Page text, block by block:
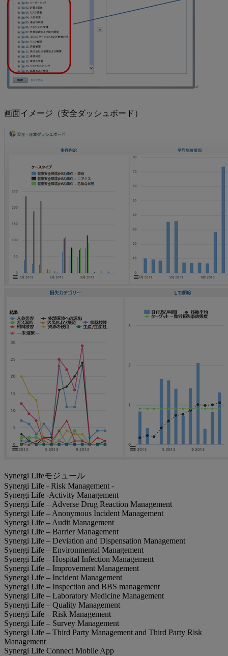
画面イメージ（安全ダッシュボード）
Synergi Lifeモジュール
Synergi Life - Risk Management -
Synergi Life -Activity Management
Synergi Life – Adverse Drug Reaction Management
Synergi Life – Anonymous Incident Management
Synergi Life – Audit Management
Synergi Life – Barrier Management
Synergi Life – Deviation and Dispensation Management
Synergi Life – Environmental Management
Synergi Life – Hospital Infection Management
Synergi Life – Improvement Management
Synergi Life – Incident Management
Synergi Life – Inspection and BBS management
Synergi Life – Laboratory Medicine Management
Synergi Life – Quality Management
Synergi Life – Risk Management
Synergi Life – Survey Management
Synergi Life – Third Party Management and Third Party Risk
Management
Synergi Life Connect Mobile App